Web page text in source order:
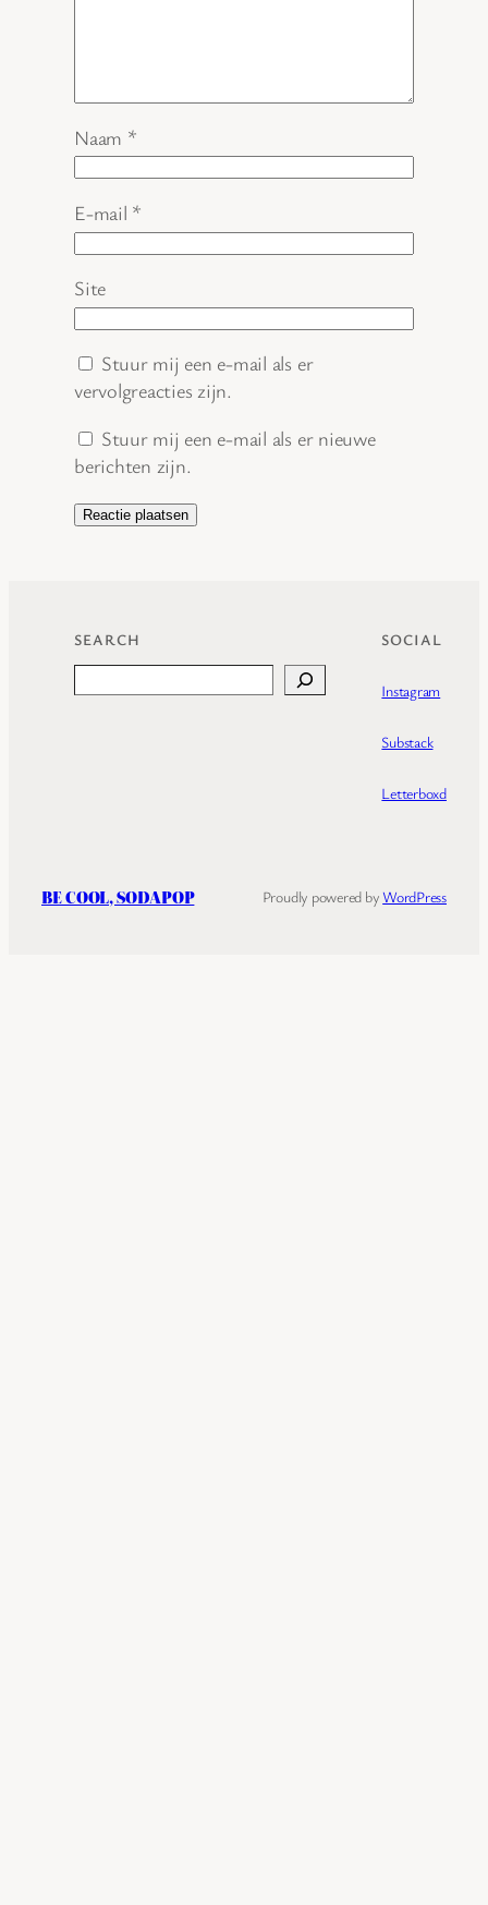
Naam *
E-mail *
Site
Stuur mij een e-mail als er
vervolgreacties zijn.
Stuur mij een e-mail als er nieuwe
berichten zijn.
SEARCH SOCIAL
Instagram
Substack
Letterboxd
BE COOL, SODAPOP Proudly powered byWordPress